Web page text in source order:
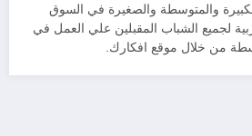
والمتوسطة والصغيرة في السوق
لجميع الشباب المقبلين علي العمل في
من خلال موقع افكارك.